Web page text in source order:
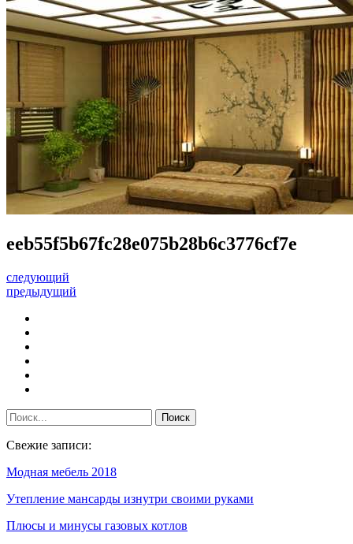
eeb55f5b67fc28e075b28b6c3776cf7e
следующий
предыдущий
Свежие записи:
Модная мебель 2018
Утепление мансарды изнутри своими руками
Плюсы и минусы газовых котлов